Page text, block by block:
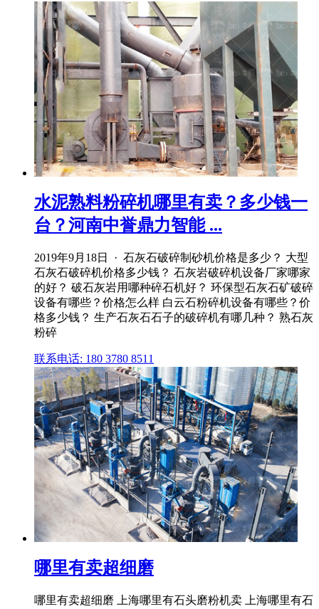
水泥熟料粉碎机哪里有卖？多少钱一
台？河南中誉鼎力智能 ...
2019年9月18日 · 石灰石破碎制砂机价格是多少？ 大型
石灰石破碎机价格多少钱？ 石灰岩破碎机设备厂家哪家
的好？ 破石灰岩用哪种碎石机好？ 环保型石灰石矿破碎
设备有哪些？价格怎么样 白云石粉碎机设备有哪些？价
格多少钱？ 生产石灰石石子的破碎机有哪几种？ 熟石灰
粉碎
联系电话: 180 3780 8511
哪里有卖超细磨
哪里有卖超细磨 上海哪里有石头磨粉机卖 上海哪里有石